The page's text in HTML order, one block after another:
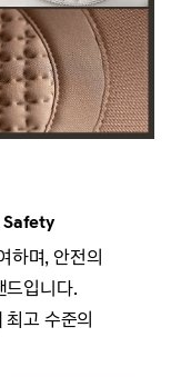
하며, 안전의
드입니다.
고 수준의